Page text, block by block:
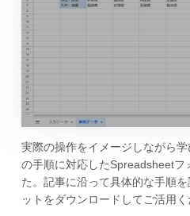
実際の操作をイメージしながら
の手順に対応したSpreadsheetフ
た。記事に沿って具体的な手順
ットをダウンロードしてご活用く